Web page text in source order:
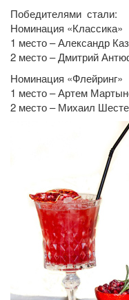
Победителями стали:
Номинация «Классика»
1 место – Александр
2 место – Дмитрий
Номинация «Флейринг»
1 место – Артем
2 место – Михаил